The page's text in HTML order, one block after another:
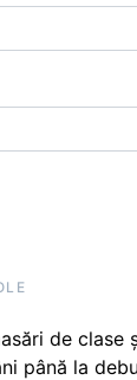
de clase
până la